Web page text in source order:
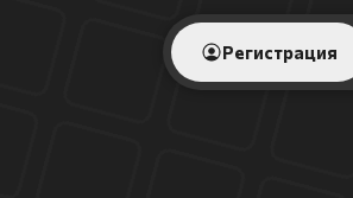
Регистрация